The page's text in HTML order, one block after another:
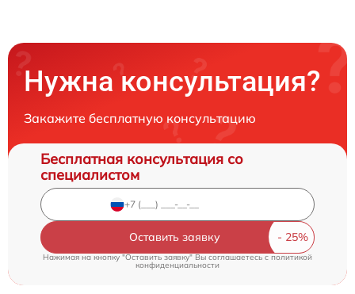
Нужна консультация?
Закажите бесплатную консультацию
Бесплатная консультация со
специалистом
Оставить заявку
Нажимая на кнопку "Оставить заявку" Вы соглашаетесь cполитикой
конфиденциальности